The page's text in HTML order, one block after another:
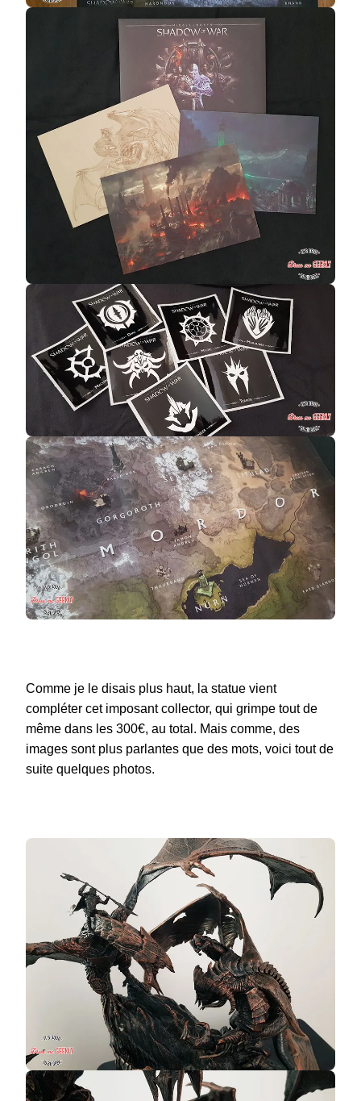
Comme je le disais plus haut, la statue vient
compléter cet imposant collector, qui grimpe tout de
même dans les 300€, au total. Mais comme, des
images sont plus parlantes que des mots, voici tout de
suite quelques photos.